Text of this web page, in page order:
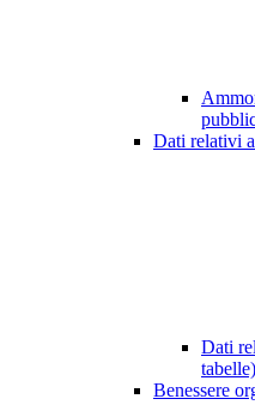
Dati relativi
Dati
tabelle)
Benessere